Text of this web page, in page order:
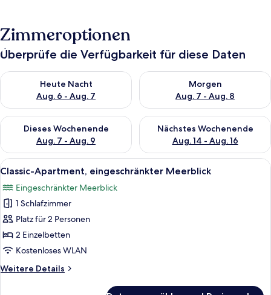
Zimmeroptionen
Überprüfe die Verfügbarkeit für diese Daten
Heute Nacht
Aug. 6 - Aug. 7
Überprüfe die Verfügbarkeit für heute Nacht, Aug. 6 - Aug. 7.
Morgen
Aug. 7 - Aug. 8
Überprüfe die Verfügbarkeit
Dieses Wochenende
Aug. 7 - Aug. 9
Überprüfe die Verfügbarkeit für dieses Wochenende, Aug. 7
Nächstes Wochenende
Aug. 14 - Aug. 16
Überprüfe die Verfügbarkeit
Alle
Fotos
für
Classic-
Apartment,
eingeschränkter
Meerblick
Ein Balkon mit Tisch und Stühlen,
21
Classic-Apartment, eingeschränkter Meerblick
Eingeschränkter Meerblick
1 Schlafzimmer
Platz für 2 Personen
2 Einzelbetten
Kostenloses WLAN
Weitere Details
Weitere